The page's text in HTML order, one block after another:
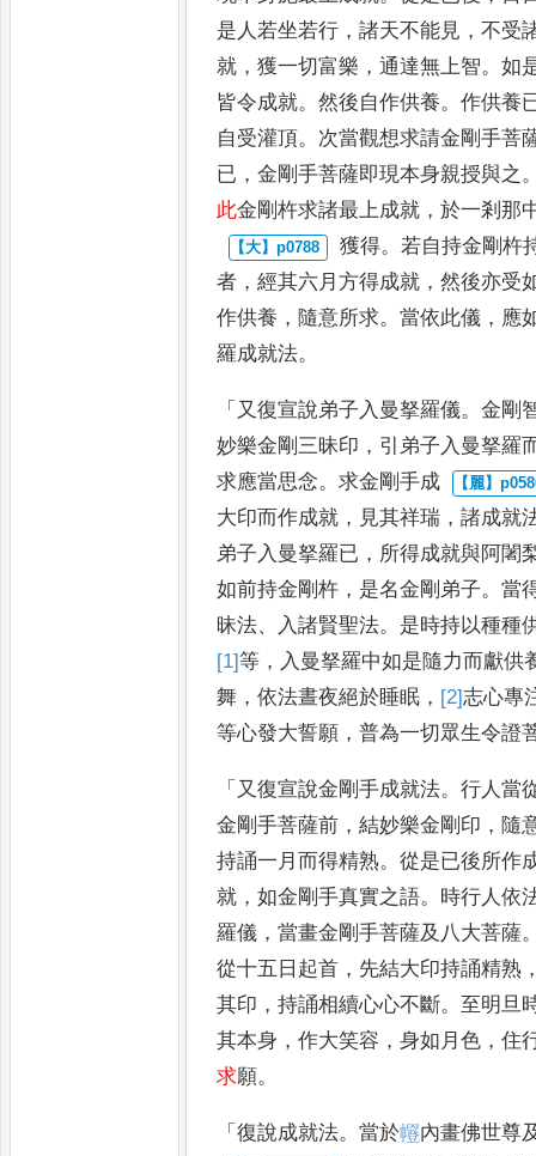
是人若坐若行 ，諸天不能見 ，不受
就 ，獲一切富樂 ，通達無上智。如
皆令成就。然後自作供養。作供養
自受灌頂。 次當觀想求請金剛手菩
已 ，金剛手菩薩即現本身親授與之
此金剛杵求諸最上成就 ，於一剎那
獲得。若自持金剛杵
者 ，經其六月方得成就 ，然後亦受
作供養 ， 隨意所求。當依此儀 ， 應
羅成就法。
「 又復宣說弟子入曼拏羅儀。金剛
妙樂金剛三昧印 ， 引弟子入曼拏羅
求應當思念。求金剛手成
大印而作成就 ， 見其祥瑞 ，諸成就
弟子入曼拏羅已 ， 所得成就與阿闍
如前持金剛杵 ， 是名金剛弟子。當
昧法、 入諸賢聖法。 是時持以種種
[1]等 ， 入曼拏羅中如是隨力而獻供
舞 ，依法晝夜絕於睡眠 ， [2]志心專
等心發大誓願 ，普為一切眾生令證
「 又復宣說金剛手成就法。行人當
金剛手菩薩前 ，結妙樂金剛印 ， 隨
持誦一月而得精熟。從是已後所作
就 ，如金剛手真實之語。 時行人依
羅儀 ，當畫金剛手菩薩及八大菩薩
從十五日起首 ， 先結大印持誦精熟
其印 ，持誦相續心心不斷。
至明旦
其本身 ，作大笑容 ，身如月色 ，住
求願。
「復說成就法。當於𭘼內畫佛世尊